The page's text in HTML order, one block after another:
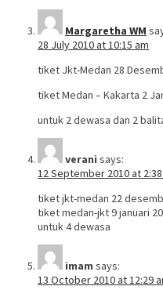
Margaretha WM
28 July 2010 at 10:15 am
tiket Jkt-Medan 28
tiket Medan – Kakarta 2
untuk 2 dewasa dan 2
verani says:
12 September 2010 at
tiket jkt-medan 22
tiket medan-jkt 9 januari
untuk 4 dewasa
imam says:
13 October 2010 at 12:29